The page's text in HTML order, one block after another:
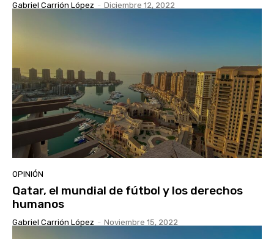
Gabriel Carrión López - Diciembre 12, 2022
OPINIÓN
Qatar, el mundial de fútbol y los derechos
humanos
Gabriel Carrión López - Noviembre 15, 2022